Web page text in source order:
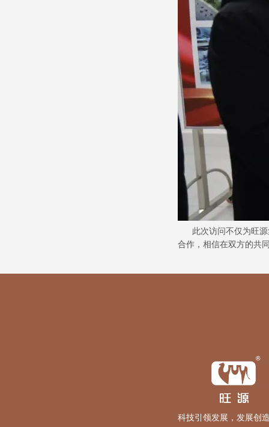
此次访问不仅为旺源
合作，相信在双方的共
科技引领发展，发展创